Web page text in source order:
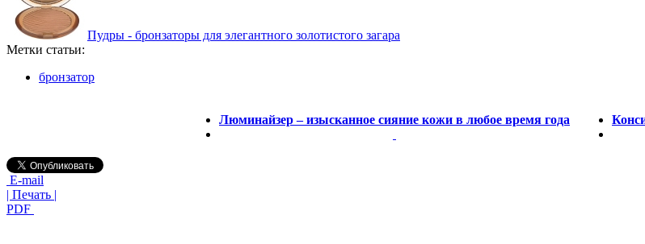
Пудры - бронзаторы для элегантного золотистого загара
Метки статьи:
бронзатор
Люминайзер – изысканное сияние кожи в любое время года
E-mail
| Печать |
PDF